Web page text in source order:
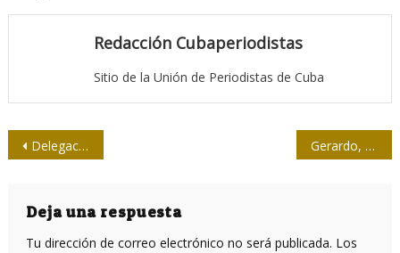
Redacción Cubaperiodistas
Sitio de la Unión de Periodistas de Cuba
Navegación
entradas
Delegaciones ministeriales de Cuba visitarán Estados Unidos Gerardo, vice del ISRI y otra vez futuro papá
Deja una respuesta
Tu dirección de correo electrónico no será publicada. Los